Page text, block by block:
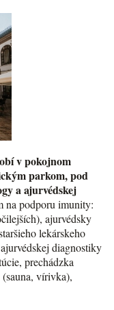
v pokojnom
parkom, pod
a ajurvédskej
na podporu imunity:
ajurvédsky
lekárskeho
diagnostiky
prechádzka
vírivka),